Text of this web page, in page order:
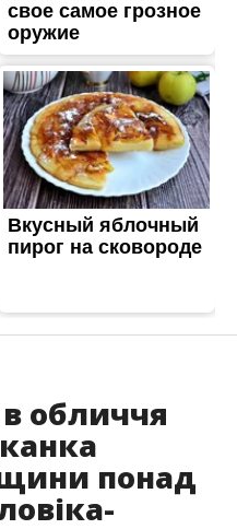
обличчя
понад